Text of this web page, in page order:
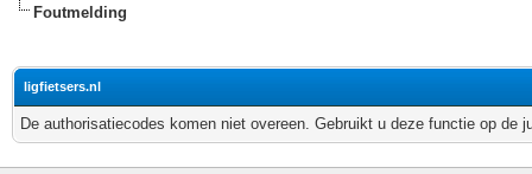
Foutmelding
ligfietsers.nl
De authorisatiecodes komen niet overeen. Gebruikt u deze functie op de